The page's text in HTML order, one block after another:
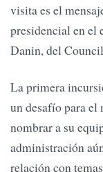
visita es el
presidencial en el
Danin, del
La primera
un desafío para el
nombrar a su
administración
relación con